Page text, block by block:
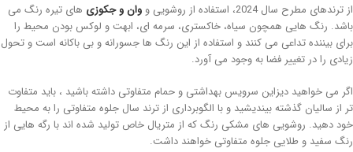
مطرح سال 2024، استفاده از روشویی و وان و جکوزیهای تیره رنگ می
رنگ هایی همچون سیاه، خاکستری، سرمه ای، ابهت و لوکس بودن محیط را
بیننده تداعی می کنند و استفاده از این رنگ ها جسورانه و بی باکانه است و تحول
را در تغییر فضا به وجود می آورد.
می خواهید دیزاین سرویس بهداشتی و حمام متفاوتی داشته باشید ، باید متفاوت
از سالیان گذشته بیندیشید و با الگوبرداری از ترند سال جلوه متفاوتی را به محیط
دهید. روشویی های مشکی رنگ که از متریال خاص تولید شده اند با رگه هایی از
سفید و طلایی جلوه متفاوتی خواهند داشت.